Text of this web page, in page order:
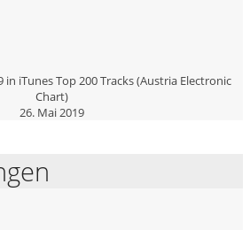
iTunes Top 200 Tracks (Austria Electronic
Chart)
26. Mai 2019